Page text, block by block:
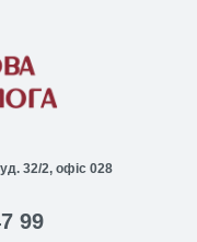
32/2, офіс 028
99